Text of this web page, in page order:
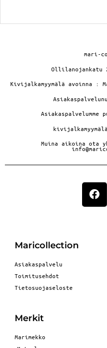
mari-
Ollilanojankatu
Kivijalkamyymälä avoinna :
Asiakaspalvelumme
Muina aikoina ota
Maricollection
Asiakaspalvelu
Toimitusehdot
Tietosuojaseloste
Merkit
Marimekko